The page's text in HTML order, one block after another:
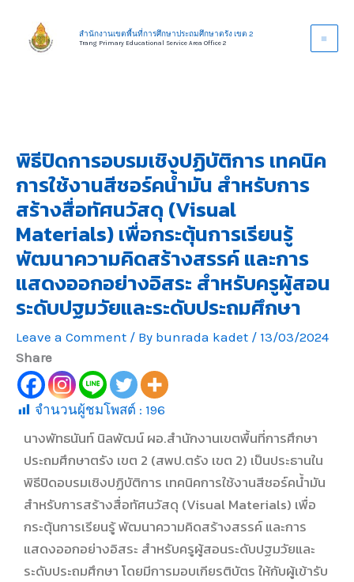
content
สำนักงานเขตพื้นที่การศึกษาประถมศึกษาตรัง เขต 2
Trang Primary Educational Service Area Office 2
พิธีปิดการอบรมเชิงปฏิบัติการ เทคนิค
การใช้งานสีชอร์คน้ำมัน สำหรับการ
สร้างสื่อทัศนวัสดุ (Visual
Materials) เพื่อกระตุ้นการเรียนรู้
พัฒนาความคิดสร้างสรรค์ และการ
แสดงออกอย่างอิสระ สำหรับครูผู้สอน
ระดับปฐมวัยและระดับประถมศึกษา
Leave a Comment / By bunrada kadet / 13/03/2024
Share
จำนวนผู้ชมโพสต์ : 196
นางพัทธนันท์ นิลพัฒน์ ผอ.สำนักงานเขตพื้นที่การศึกษา
ประถมศึกษาตรัง เขต 2 (สพป.ตรัง เขต 2) เป็นประธานใน
พิธีปิดอบรมเชิงปฏิบัติการ เทคนิคการใช้งานสีชอร์คน้ำมัน
สำหรับการสร้างสื่อทัศนวัสดุ (Visual Materials) เพื่อ
กระตุ้นการเรียนรู้ พัฒนาความคิดสร้างสรรค์ และการ
แสดงออกอย่างอิสระ สำหรับครูผู้สอนระดับปฐมวัยและ
ระดับประถมศึกษา โดยมีการมอบเกียรติบัตร ให้กับผู้เข้ารับ